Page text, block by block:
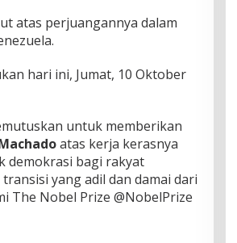
atas perjuangannya dalam
hari ini, Jumat, 10 Oktober
untuk memberikan
atas kerja kerasnya
demokrasi bagi rakyat
yang adil dan damai dari
The Nobel Prize @NobelPrize